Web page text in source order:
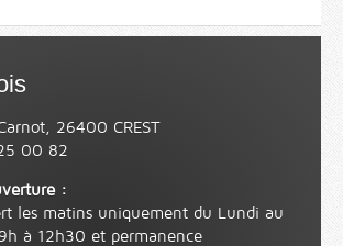
26400 CREST
00 82
:
les matins uniquement du Lundi au
à 12h30 et permanence